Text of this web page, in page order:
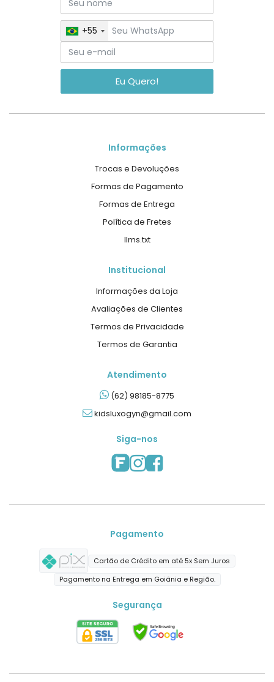
+55
Eu Quero!
Informações
Trocas e Devoluções
Formas de Pagamento
Formas de Entrega
Política de Fretes
llms.txt
Institucional
Informações da Loja
Avaliações de Clientes
Termos de Privacidade
Termos de Garantia
Atendimento
(62) 98185-8775
kidsluxogyn@gmail.com
Siga-nos
Pagamento
Cartão de Crédito em até 5x Sem Juros
Pagamento na Entrega em Goiânia e Região.
Segurança